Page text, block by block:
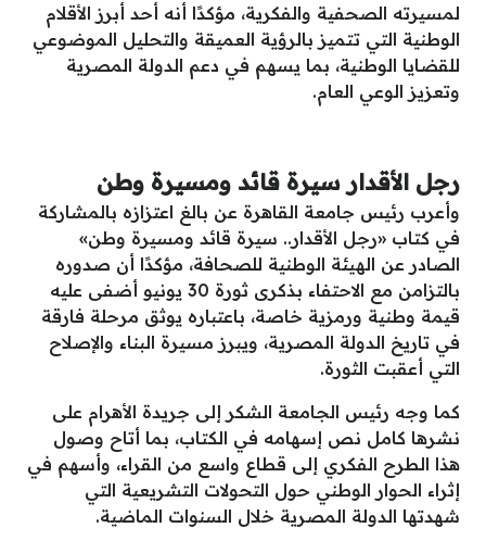
لمسيرته الصحفية والفكرية، مؤكدًا أنه أحد أبرز الأقلام
الوطنية التي تتميز بالرؤية العميقة والتحليل الموضوعي
للقضايا الوطنية، بما يسهم في دعم الدولة المصرية
وتعزيز الوعي العام.
رجل الأقدار سيرة قائد ومسيرة وطن
وأعرب رئيس جامعة القاهرة عن بالغ اعتزازه بالمشاركة
في كتاب «رجل الأقدار.. سيرة قائد ومسيرة وطن»
الصادر عن الهيئة الوطنية للصحافة، مؤكدًا أن صدوره
بالتزامن مع الاحتفاء بذكرى ثورة 30 يونيو أضفى عليه
قيمة وطنية ورمزية خاصة، باعتباره يوثق مرحلة فارقة
في تاريخ الدولة المصرية، ويبرز مسيرة البناء والإصلاح
التي أعقبت الثورة.
كما وجه رئيس الجامعة الشكر إلى جريدة الأهرام على
نشرها كامل نص إسهامه في الكتاب، بما أتاح وصول
هذا الطرح الفكري إلى قطاع واسع من القراء، وأسهم في
إثراء الحوار الوطني حول التحولات التشريعية التي
شهدتها الدولة المصرية خلال السنوات الماضية.